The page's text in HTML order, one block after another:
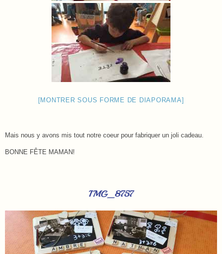
[MONTRER SOUS FORME DE DIAPORAMA]
Mais nous y avons mis tout notre coeur pour fabriquer un joli cadeau.
BONNE FÊTE MAMAN!
IMG_8757